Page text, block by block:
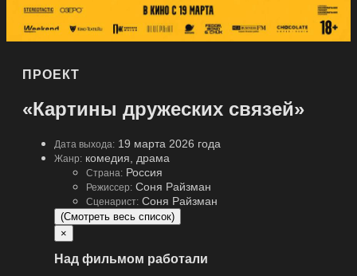
ПРОЕКТ
«Картины дружеских связей»
Дата выхода: 19 марта 2026 года
Жанр: комедия, драма
Страна: Россия
Режиссер: Соня Райзман
Сценарист: Соня Райзман
(Смотреть весь список)
×
Над фильмом работали